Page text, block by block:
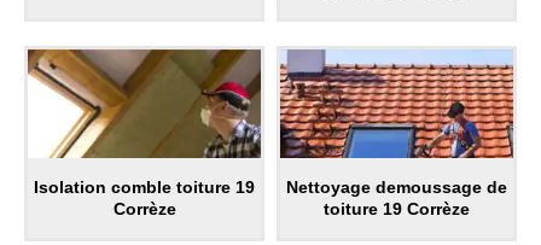
Isolation comble toiture 19
Corrèze
Nettoyage demoussage de
toiture 19 Corrèze